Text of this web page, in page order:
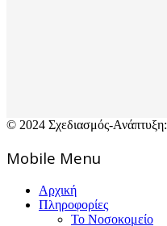
© 2024 Σχεδιασμός-Ανάπτυξη:
Mοbile Menu
Αρχική
Πληροφορίες
Το Νοσοκομείο